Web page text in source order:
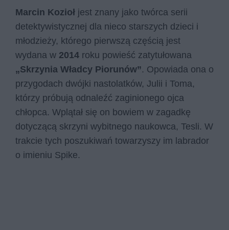
Marcin Kozioł jest znany jako twórca serii
detektywistycznej dla nieco starszych dzieci i
młodzieży, którego pierwszą częścią jest
wydana w 2014 roku powieść zatytułowana
„Skrzynia Władcy Piorunów”. Opowiada ona o
przygodach dwójki nastolatków, Julii i Toma,
którzy próbują odnaleźć zaginionego ojca
chłopca. Wplątał się on bowiem w zagadkę
dotyczącą skrzyni wybitnego naukowca, Tesli. W
trakcie tych poszukiwań towarzyszy im labrador
o imieniu Spike.